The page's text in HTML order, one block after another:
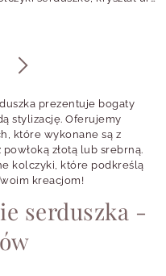
prezentuje bogaty
stylizację. Oferujemy
które wykonane są z
złotą lub srebrną.
kolczyki, które podkreślą
kreacjom!
serduszka -